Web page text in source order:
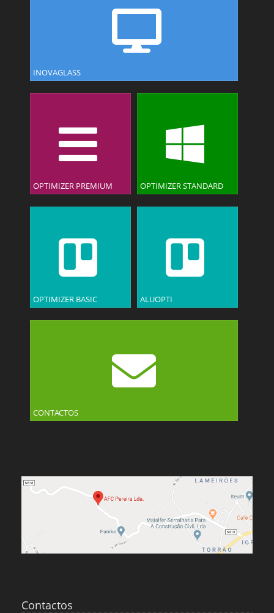
INOVAGLASS
OPTIMIZER PREMIUM OPTIMIZER STANDARD
CONTACTOS
OPTIMIZER BASIC ALUOPTI
Contactos